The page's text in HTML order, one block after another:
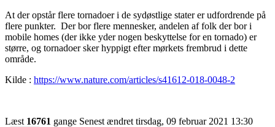
At der opstår flere tornadoer i de sydøstlige stater er udfordrende på
flere punkter. Der bor flere mennesker, andelen af folk der bor i
mobile homes (der ikke yder nogen beskyttelse for en tornado) er
større, og tornadoer sker hyppigt efter mørkets frembrud i dette
område.
Kilde : https://www.nature.com/articles/s41612-018-0048-2
Læst 16761 gange Senest ændret tirsdag, 09 februar 2021 13:30